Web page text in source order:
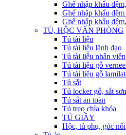
Ghế nhập khẩu
Ghế nhập khẩu
Ghế nhập khẩu
TỦ, HỘC VĂN PHÒNG
Tủ tài liệu
Tủ tài liệu lãnh đạo
Tủ tài liệu nhân viên
Tủ tài liệu gỗ
Tủ tài liệu gỗ
Tủ sắt
Tủ locker gỗ, sắt
Tủ sắt an toàn
Tủ treo chìa khóa
TỦ GIẦY
Hộc, tủ phụ, góc nối